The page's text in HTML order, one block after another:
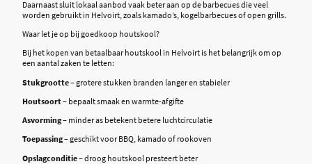
Daarnaast sluit lokaal aanbod vaak beter aan op de barbecues die veel
worden gebruikt in Helvoirt, zoals kamado’s, kogelbarbecues of open grills.
Waar let je op bij goedkoop houtskool?
Bij het kopen van betaalbaar houtskool in Helvoirt is het belangrijk om op
een aantal zaken te letten:
Stukgrootte– grotere stukken branden langer en stabieler
Houtsoort– bepaalt smaak en warmte-afgifte
Asvorming– minder as betekent betere luchtcirculatie
Toepassing– geschikt voor BBQ, kamado of rookoven
Opslagconditie– droog houtskool presteert beter